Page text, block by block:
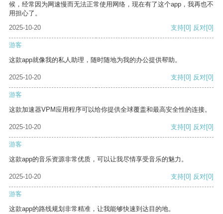
候，经常因为网速慢而无法正常使用网络，现在有了这个app，我再也不
用担心了。
2025-10-20
支持[0] 反对[0]
游客
这款app就像我的私人助理，随时随地为我的办公提供帮助。
2025-10-20 支持[0] 反对[0]
游客
这款加速器VPM应用程序可以给你提供全球覆盖和最高安全性的连接。
2025-10-20 支持[0] 反对[0]
游客
这款app的音乐资源非常优质，可以让我尽情享受音乐的魅力。
2025-10-20 支持[0] 反对[0]
游客
这款app的路线规划非常精准，让我能够快速到达目的地。